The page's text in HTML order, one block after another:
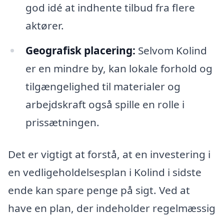
god idé at indhente tilbud fra flere
aktører.
Geografisk placering: Selvom Kolind
er en mindre by, kan lokale forhold og
tilgængelighed til materialer og
arbejdskraft også spille en rolle i
prissætningen.
Det er vigtigt at forstå, at en investering i
en vedligeholdelsesplan i Kolind i sidste
ende kan spare penge på sigt. Ved at
have en plan, der indeholder regelmæssig